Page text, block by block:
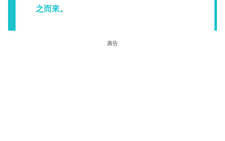
之而來。
廣告